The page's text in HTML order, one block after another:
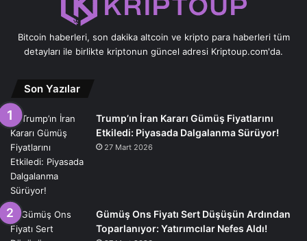
Bitcoin haberleri, son dakika altcoin ve kripto para haberleri tüm
detayları ile birlikte kriptonun güncel adresi Kriptoup.com'da.
Son Yazılar
Trump’ın İran Kararı Gümüş Fiyatlarını
Etkiledi: Piyasada Dalgalanma Sürüyor!
27 Mart 2026
Gümüş Ons Fiyatı Sert Düşüşün Ardından
Toparlanıyor: Yatırımcılar Nefes Aldı!